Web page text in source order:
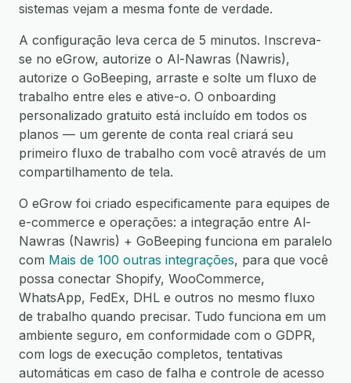
sistemas vejam a mesma fonte de verdade.
A configuração leva cerca de 5 minutos. Inscreva-
se no eGrow, autorize o Al-Nawras (Nawris),
autorize o GoBeeping, arraste e solte um fluxo de
trabalho entre eles e ative-o. O onboarding
personalizado gratuito está incluído em todos os
planos — um gerente de conta real criará seu
primeiro fluxo de trabalho com você através de um
compartilhamento de tela.
O eGrow foi criado especificamente para equipes de
e-commerce e operações: a integração entre Al-
Nawras (Nawris) + GoBeeping funciona em paralelo
com Mais de 100 outras integrações, para que você
possa conectar Shopify, WooCommerce,
WhatsApp, FedEx, DHL e outros no mesmo fluxo
de trabalho quando precisar. Tudo funciona em um
ambiente seguro, em conformidade com o GDPR,
com logs de execução completos, tentativas
automáticas em caso de falha e controle de acesso